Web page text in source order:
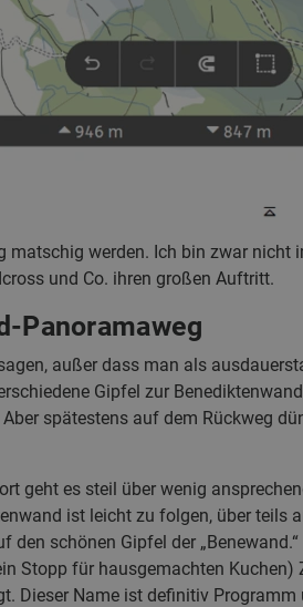
matschig werden. Ich bin zwar
und Co. ihren großen Auftritt.
Panoramaweg
außer dass man als
Gipfel zur
spätestens auf dem Rückweg
geht es steil über wenig
ist leicht zu folgen, über teils
schönen Gipfel der
Stopp für hausgemachten
Dieser Name ist definitiv